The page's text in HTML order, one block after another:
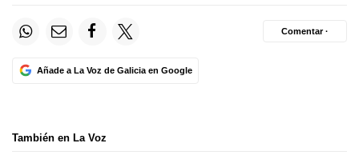
Añade a La Voz de Galicia en Google
Comentar ·
También en La Voz